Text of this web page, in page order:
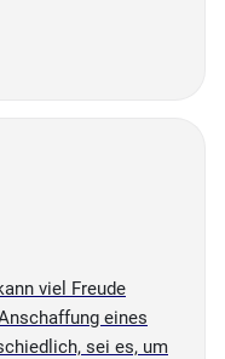
viel Freude
eines
sei es, um